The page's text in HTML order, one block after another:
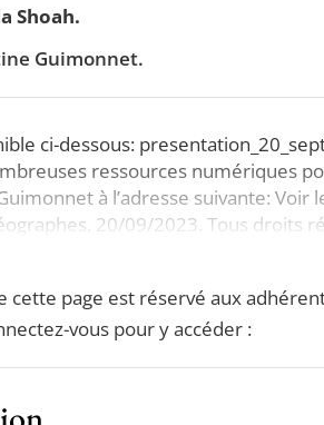
Shoah.
Guimonnet.
ci-dessous:
ressources numériques
à l’adresse suivante: Voir
20/09/2023. Tous droits
cette page est réservé aux
vous pour y accéder :